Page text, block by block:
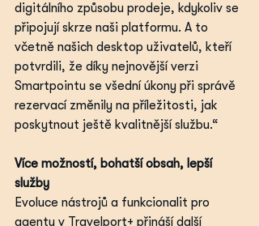
digitálního způsobu prodeje, kdykoliv se
připojují skrze naši platformu. A to
včetně našich desktop uživatelů, kteří
potvrdili, že díky nejnovější verzi
Smartpointu se všední úkony při správě
rezervací změnily na příležitosti, jak
poskytnout ještě kvalitnější službu.“
Více možností, bohatší obsah, lepší
služby
Evoluce nástrojů a funkcionalit pro
agenty v Travelport+ přináší další